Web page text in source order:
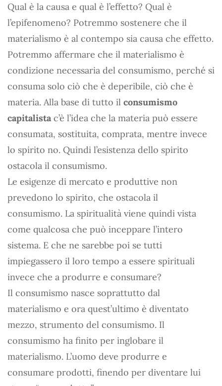
Qual è la causa e qual è l’effetto? Qual è
l’epifenomeno? Potremmo sostenere che il
materialismo è al contempo sia causa che effetto.
Potremmo affermare che il materialismo è
condizione necessaria del consumismo, perché si
consuma solo ciò che è deperibile, ciò che è
materia. Alla base di tutto il consumismo
capitalista c’è l’idea che la materia può essere
consumata, sostituita, comprata, mentre invece
lo spirito no. Quindi l’esistenza dello spirito
ostacola il consumismo.
Le esigenze di mercato e produttive non
prevedono lo spirito, che ostacola il
consumismo. La spiritualità viene quindi vista
come qualcosa che può inceppare l’intero
sistema. E che ne sarebbe poi se tutti
impiegassero il loro tempo a essere spirituali
invece che a produrre e consumare?
Il consumismo nasce soprattutto dal
materialismo e ora quest’ultimo è diventato
mezzo, strumento del consumismo. Il
consumismo ha finito per inglobare il
materialismo. L’uomo deve produrre e
consumare prodotti, finendo per diventare lui